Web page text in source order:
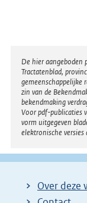
Disclaimer
De hier aangeboden
Tractatenblad,
gemeenschappelijke
zin van de
bekendmaking
Voor pdf-publicaties
vorm uitgegeven
elektronische versies
Over deze